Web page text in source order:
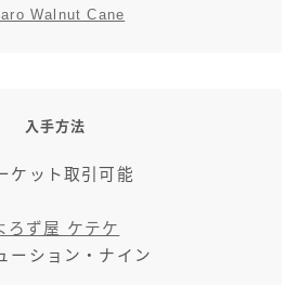
Walnut Cane
入手方法
ケット取引可能
ろず屋 ケテケ
ーション・ナイン